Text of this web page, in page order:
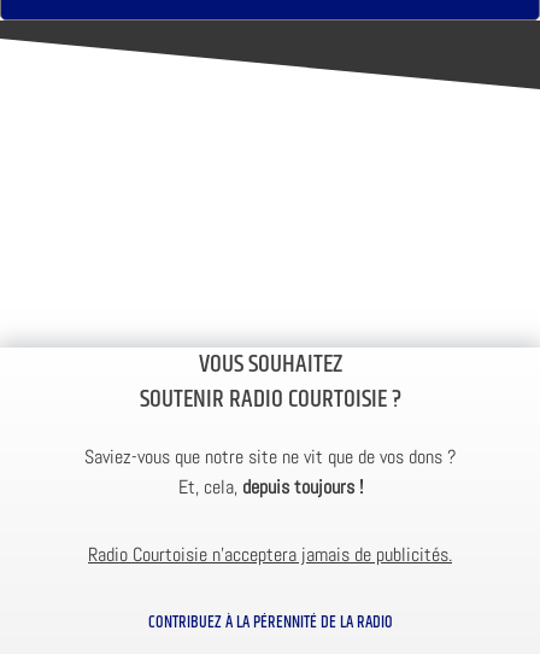
VOUS SOUHAITEZ
SOUTENIR RADIO COURTOISIE ?
Saviez-vous que notre site ne vit que de vos dons ?
Et, cela, depuis toujours !
Radio Courtoisie n’acceptera jamais de publicités.
CONTRIBUEZ À LA PÉRENNITÉ DE LA RADIO